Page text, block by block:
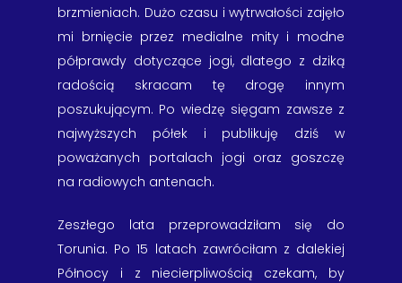
brzmieniach. Dużo czasu i wytrwałości zajęło
mi brnięcie przez medialne mity i modne
półprawdy dotyczące jogi, dlatego z dziką
radością skracam tę drogę innym
poszukującym. Po wiedzę sięgam zawsze z
najwyższych półek i publikuję dziś w
poważanych portalach jogi oraz goszczę
na radiowych antenach.
Zeszłego lata przeprowadziłam się do
Torunia. Po 15 latach zawróciłam z dalekiej
Północy i z niecierpliwością czekam, by